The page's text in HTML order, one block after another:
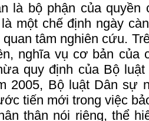
là bộ phận của
một chế định ngày
tâm nghiên cứu.
nghĩa vụ cơ bản của
quy định của Bộ
2005, Bộ luật Dân sự
tiến mới trong việc
thân nói riêng, thể